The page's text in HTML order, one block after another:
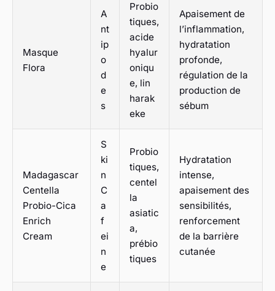
Masque
Flora
A
nt
ip
o
d
e
s
Probio
tiques,
acide
hyalur
oniqu
e, lin
harak
eke
Apaisement de
l’inflammation,
hydratation
profonde,
régulation de la
production de
sébum
Madagascar
Centella
Probio-Cica
Enrich
Cream
S
ki
n
C
a
f
ei
n
e
Probio
tiques,
centel
la
asiatic
a,
prébio
tiques
Hydratation
intense,
apaisement des
sensibilités,
renforcement
de la barrière
cutanée